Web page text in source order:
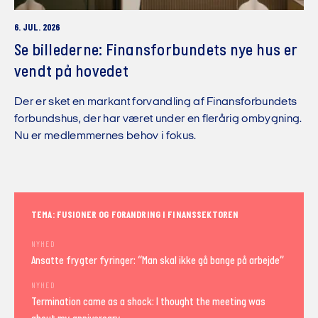
6. JUL. 2026
Se billederne: Finansforbundets nye hus er
vendt på hovedet
Der er sket en markant forvandling af Finansforbundets
forbundshus, der har været under en flerårig ombygning.
Nu er medlemmernes behov i fokus.
TEMA: FUSIONER OG FORANDRING I FINANSSEKTOREN
NYHED
Ansatte frygter fyringer: “Man skal ikke gå bange på arbejde”
NYHED
Termination came as a shock: I thought the meeting was